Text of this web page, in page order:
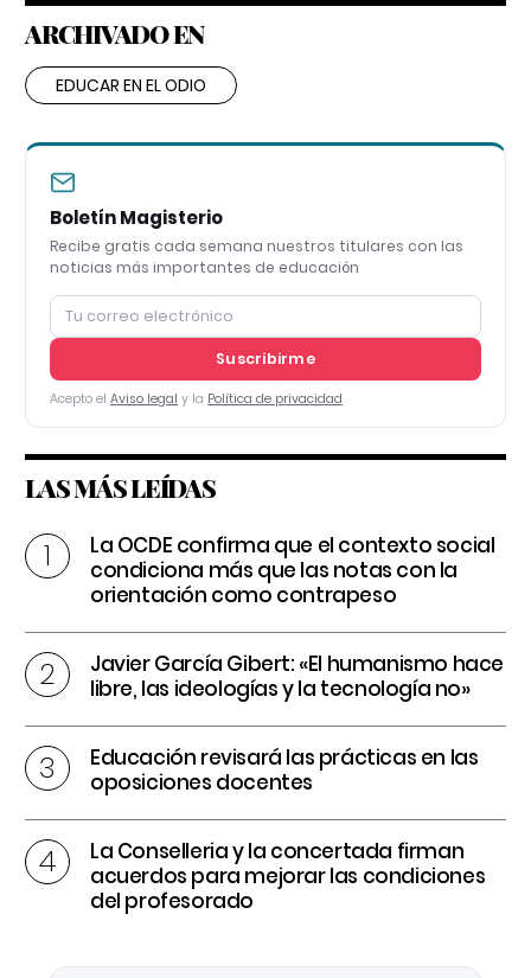
ARCHIVADO EN
EDUCAR EN EL ODIO
Boletín Magisterio
Recibe gratis cada semana nuestros titulares con las
noticias más importantes de educación
Suscribirme
Acepto el Aviso legal y la Política de privacidad
LAS MÁS LEÍDAS
La OCDE confirma que el contexto social
condiciona más que las notas con la
orientación como contrapeso
Javier García Gibert: «El humanismo hace
libre, las ideologías y la tecnología no»
Educación revisará las prácticas en las
oposiciones docentes
La Conselleria y la concertada firman
acuerdos para mejorar las condiciones
del profesorado